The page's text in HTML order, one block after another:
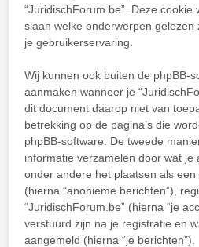
“JuridischForum.be”. Deze
slaan welke onderwerpen
je gebruikerservaring.
Wij kunnen ook buiten de phpBB-
aanmaken wanneer je
dit document daarop niet van
betrekking op de pagina’s die
phpBB-software. De tweede
informatie verzamelen door wat je
onder andere het plaatsen als
(hierna “anonieme berichten”),
“JuridischForum.be” (hierna “je
verstuurd zijn na je registratie en
aangemeld (hierna “je berichten”).